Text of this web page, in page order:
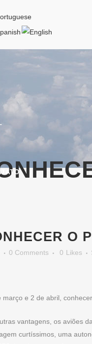
O
0 Comments 0 Likes
e 2 de abril,
vantagens, os aviões
curtíssimos, uma